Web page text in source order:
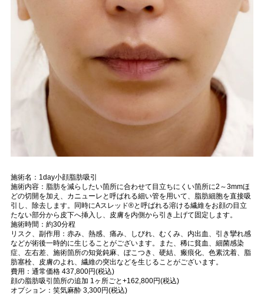
施術名：1day小顔脂肪吸引
施術内容：脂肪を減らしたい箇所に合わせて目立ちにくい箇所に2～3mmほ
どの切開を加え、カニューレと呼ばれる細い管を用いて、脂肪細胞を直接吸
引し、除去します。同時にAスレッド®と呼ばれる溶ける繊維をお顔の目立
たない部分から皮下へ挿入し、皮膚を内側から引き上げて固定します。
施術時間：約30分程
リスク、副作用：赤み、熱感、痛み、しびれ、むくみ、内出血、引き攣れ感
などが術後一時的に生じることがございます。また、稀に貧血、細菌感染
症、左右差、施術箇所の知覚鈍麻、ぼこつき、硬結、瘢痕化、色素沈着、脂
肪塞栓、皮膚のよれ、繊維の突出などを生じることがございます。
費用：通常価格 437,800円(税込)
顔の脂肪吸引箇所の追加 1ヶ所ごと+162,800円(税込)
オプション：笑気麻酔 3,300円(税込)